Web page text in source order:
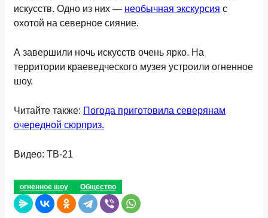
искусств. Одно из них — необычная экскурсия с
охотой на северное сияние.
А завершили ночь искусств очень ярко. На
территории краеведческого музея устроили огненное
шоу.
Читайте также: Погода приготовила северянам
очередной сюрприз.
Видео: ТВ-21
огненное шоу Общество